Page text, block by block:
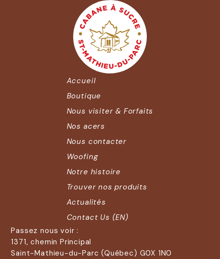
Accueil
Boutique
Nous visiter & Forfaits
Nos acers
Nous contacter
Woofing
Notre histoire
Trouver nos produits
Actualités
Contact Us (EN)
Passez nous voir :
1371, chemin Principal
Saint-Mathieu-du-Parc (Québec) G0X 1N0